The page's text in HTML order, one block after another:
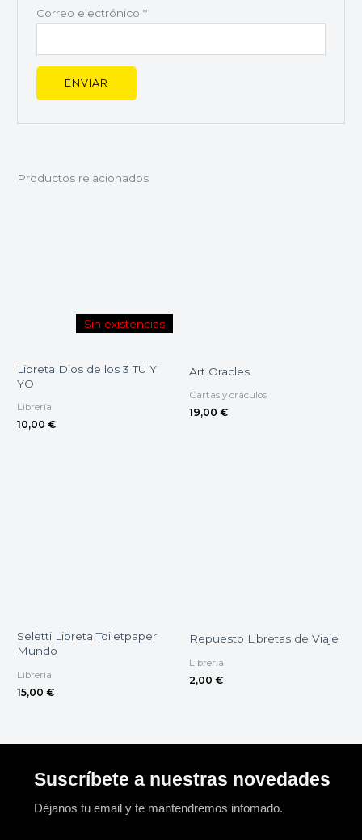
Correo electrónico *
Productos relacionados
Sin existencias
Libreta Dios de los 3 TU Y
YO
Librería
10,00 €
Art Oracles
Cartas y oráculos
19,00 €
Seletti Libreta Toiletpaper
Mundo
Librería
15,00 €
Repuesto Libretas de Viaje
Librería
2,00 €
Suscríbete a nuestras novedades
Déjanos tu email y te mantendremos infomado.